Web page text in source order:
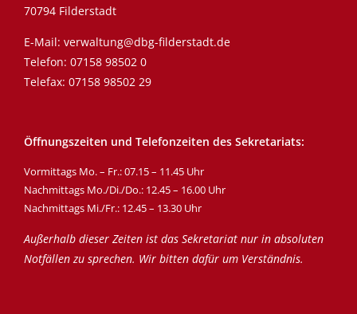
70794 Filderstadt
E-Mail: verwaltung@dbg-filderstadt.de
Telefon: 07158 98502 0
Telefax: 07158 98502 29
Öffnungszeiten und Telefonzeiten des Sekretariats:
Vormittags Mo. – Fr.: 07.15 – 11.45 Uhr
Nachmittags Mo./Di./Do.: 12.45 – 16.00 Uhr
Nachmittags Mi./Fr.: 12.45 – 13.30 Uhr
Außerhalb dieser Zeiten ist das Sekretariat nur in absoluten
Notfällen zu sprechen. Wir bitten dafür um Verständnis.